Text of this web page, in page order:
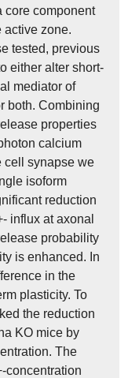
core component
active zone.
tested, previous
either alter short-
mediator of
both. Combining
properties
calcium
cell synapse we
isoform
reduction
influx at axonal
probability
is enhanced. In
in the
plasticity. To
the reduction
KO mice by
The
concentration